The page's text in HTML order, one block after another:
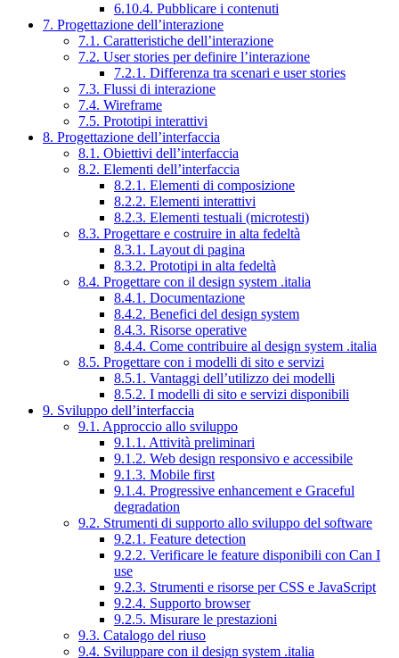
6.10.4. Pubblicare i contenuti
7. Progettazione dell’interazione
7.1. Caratteristiche dell’interazione
7.2. User stories per definire l’interazione
7.2.1. Differenza tra scenari e user stories
7.3. Flussi di interazione
7.4. Wireframe
7.5. Prototipi interattivi
8. Progettazione dell’interfaccia
8.1. Obiettivi dell’interfaccia
8.2. Elementi dell’interfaccia
8.2.1. Elementi di composizione
8.2.2. Elementi interattivi
8.2.3. Elementi testuali (microtesti)
8.3. Progettare e costruire in alta fedeltà
8.3.1. Layout di pagina
8.3.2. Prototipi in alta fedeltà
8.4. Progettare con il design system .italia
8.4.1. Documentazione
8.4.2. Benefici del design system
8.4.3. Risorse operative
8.4.4. Come contribuire al design system .italia
8.5. Progettare con i modelli di sito e servizi
8.5.1. Vantaggi dell’utilizzo dei modelli
8.5.2. I modelli di sito e servizi disponibili
9. Sviluppo dell’interfaccia
9.1. Approccio allo sviluppo
9.1.1. Attività preliminari
9.1.2. Web design responsivo e accessibile
9.1.3. Mobile first
9.1.4. Progressive enhancement e Graceful
degradation
9.2. Strumenti di supporto allo sviluppo del software
9.2.1. Feature detection
9.2.2. Verificare le feature disponibili con Can I
use
9.2.3. Strumenti e risorse per CSS e JavaScript
9.2.4. Supporto browser
9.2.5. Misurare le prestazioni
9.3. Catalogo del riuso
9.4. Sviluppare con il design system .italia